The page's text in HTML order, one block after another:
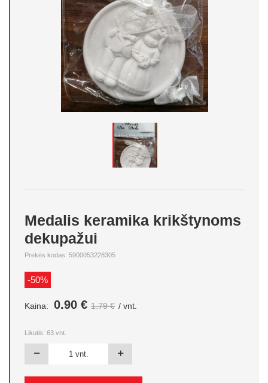
Medalis keramika krikštynoms
dekupažui
Prekės kodas: 5900053228305
-50%
Kaina: 0.90 € 1.79 € / vnt.
Likutis: 63 vnt.